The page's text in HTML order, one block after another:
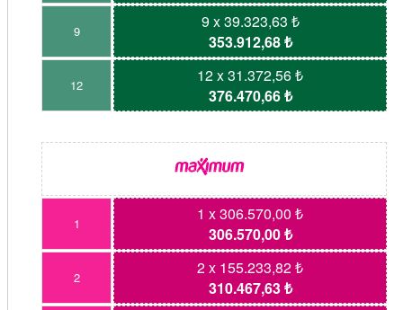
9
9 x 39.323,63 ₺
353.912,68 ₺
12
12 x 31.372,56 ₺
376.470,66 ₺
1
1 x 306.570,00 ₺
306.570,00 ₺
2
2 x 155.233,82 ₺
310.467,63 ₺